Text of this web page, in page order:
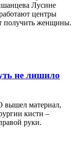
Лусине
центры
получить женщины.
не лишило
вышел материал,
кисти –
руки.